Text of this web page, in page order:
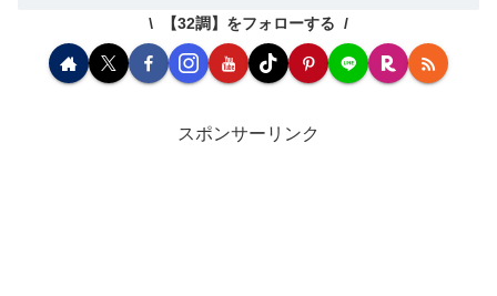
【32調】をフォローする
スポンサーリンク